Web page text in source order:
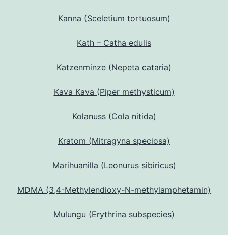
Kanna (Sceletium tortuosum)
Kath – Catha edulis
Katzenminze (Nepeta cataria)
Kava Kava (Piper methysticum)
Kolanuss (Cola nitida)
Kratom (Mitragyna speciosa)
Marihuanilla (Leonurus sibiricus)
MDMA (3,4-Methylendioxy-N-methylamphetamin)
Mulungu (Erythrina subspecies)